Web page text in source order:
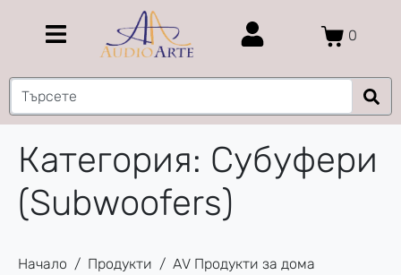
0
Категория: Субуфери
(Subwoofers)
Начало Продукти
AV Продукти за дома